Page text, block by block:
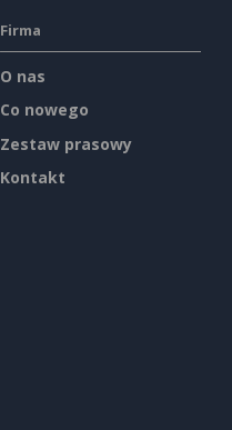
Firma
O nas
Co nowego
Zestaw prasowy
Kontakt